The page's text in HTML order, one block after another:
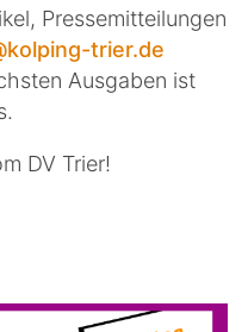
Pressemitteilungen
trier.de
Ausgaben ist
DV Trier!